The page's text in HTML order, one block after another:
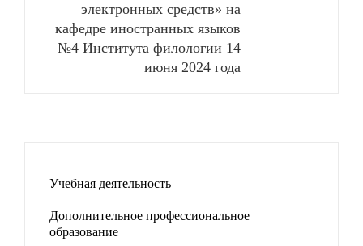
электронных средств» на
кафедре иностранных языков
№4 Института филологии 14
июня 2024 года
Учебная деятельность
Дополнительное профессиональное
образование